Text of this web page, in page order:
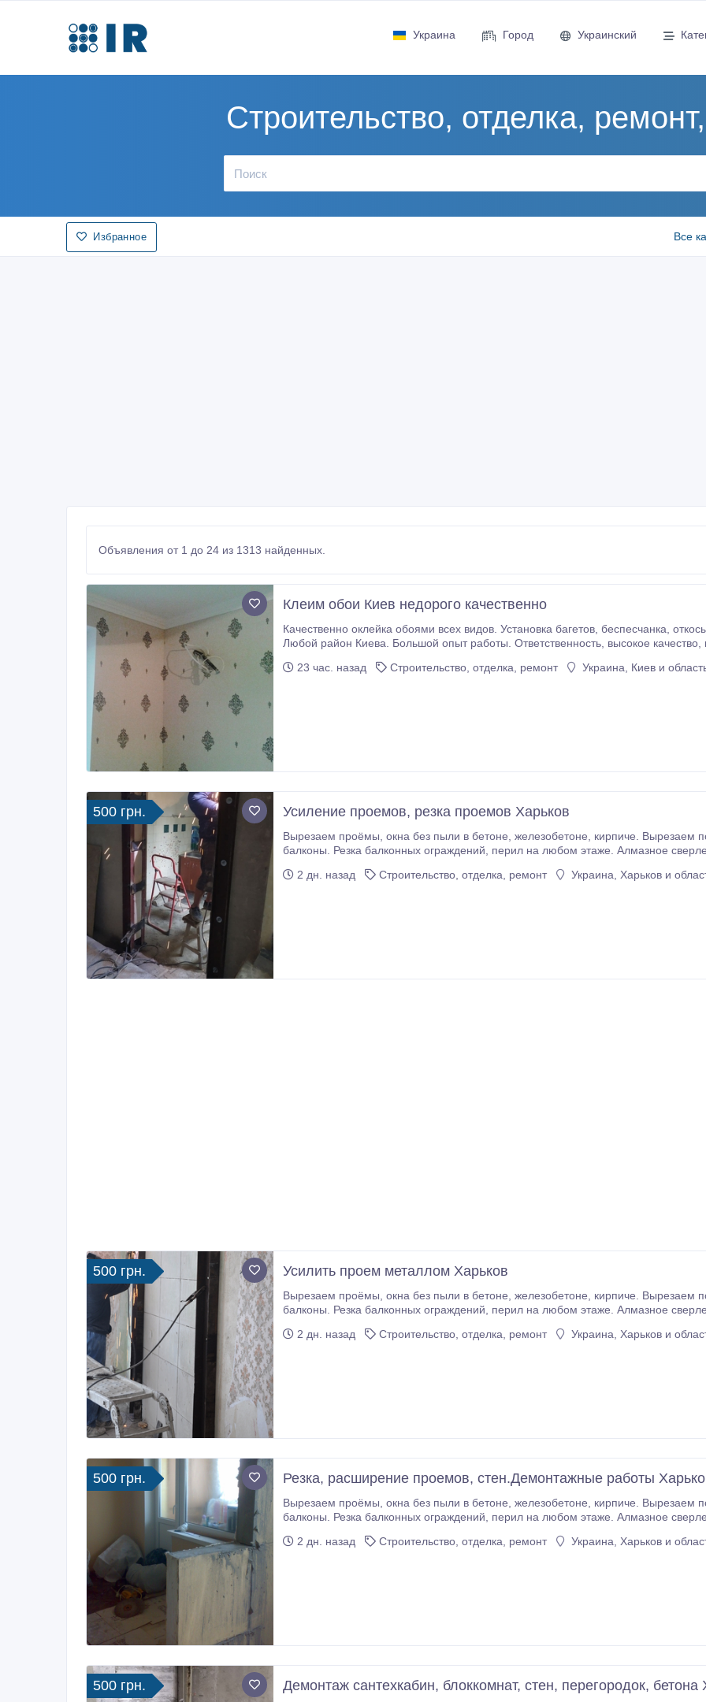
Украина Город Украинский
Строительство, отделка,
Избранное Все
Объявления от 1 до 24 из 1313 найденных.
Клеим обои Киев недорого качественно
Качественно оклейка обоями всех видов. Установка багетов, беспесчанка, откосы, выравнивание стен и потолков, покраска.
Любой район Киева. Большой опыт работы. Ответственность, высокое качество, мастера без вредных привычек. Цена от 20 грн/
23 час. назад
Строительство, отделка, ремонт Украина, Киев и
500 грн. Усиление проемов, резка проемов Харьков
Вырезаем проёмы, окна без пыли в бетоне, железобетоне, кирпиче. Вырезаем подоконные(балконные) блоки, выходы на
балконы. Резка балконных ограждений, перил на любом этаже. Алмазное сверление отверстий различных диаметров. Алмазное
2 дн. назад
Строительство, отделка, ремонт Украина, Харьков и
500 грн. Усилить проем металлом Харьков
Вырезаем проёмы, окна без пыли в бетоне, железобетоне, кирпиче. Вырезаем подоконные(балконные) блоки, выходы на
балконы. Резка балконных ограждений, перил на любом этаже. Алмазное сверление отверстий различных диаметров. Алмазное
2 дн. назад
Строительство, отделка, ремонт Украина, Харьков и
500 грн. Резка, расширение проемов, стен.Демонтажные работы
Вырезаем проёмы, окна без пыли в бетоне, железобетоне, кирпиче. Вырезаем подоконные(балконные) блоки, выходы на
балконы. Резка балконных ограждений, перил на любом этаже. Алмазное сверление отверстий различных диаметров. Алмазное
2 дн. назад
Строительство, отделка, ремонт Украина, Харьков и
500 грн. Демонтаж сантехкабин, блоккомнат, стен, перегородок, бетона